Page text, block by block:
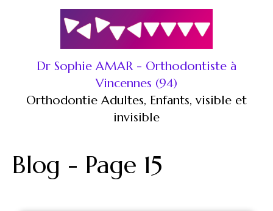
Dr Sophie AMAR - Orthodontiste à
Vincennes (94)
Orthodontie Adultes, Enfants, visible et
invisible
Blog - Page 15